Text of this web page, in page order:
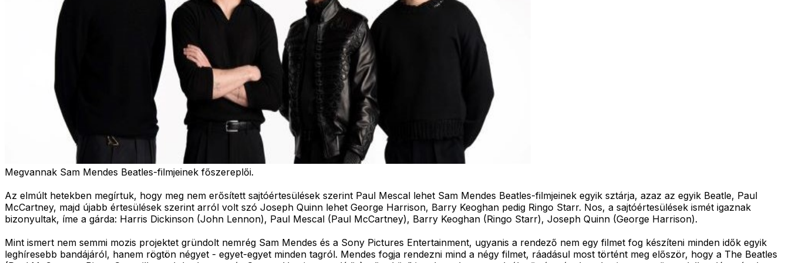
Megvannak Sam Mendes Beatles-filmjeinek főszereplői.
Az elmúlt hetekben megírtuk, hogy meg nem erősített sajtóértesülések szerint Paul Mescal lehet Sam Mendes Beatles-filmjeinek egyik sztárja, azaz az egyik Beatle, Paul
McCartney, majd újabb értesülések szerint arról volt szó Joseph Quinn lehet George Harrison, Barry Keoghan pedig Ringo Starr. Nos, a sajtóértesülések ismét igaznak
bizonyultak, íme a gárda: Harris Dickinson (John Lennon), Paul Mescal (Paul McCartney), Barry Keoghan (Ringo Starr), Joseph Quinn (George Harrison).
Mint ismert nem semmi mozis projektet gründolt nemrég Sam Mendes és a Sony Pictures Entertainment, ugyanis a rendező nem egy filmet fog készíteni minden idők egyik
leghíresebb bandájáról, hanem rögtön négyet - egyet-egyet minden tagról. Mendes fogja rendezni mind a négy filmet, ráadásul most történt meg először, hogy a The Beatles